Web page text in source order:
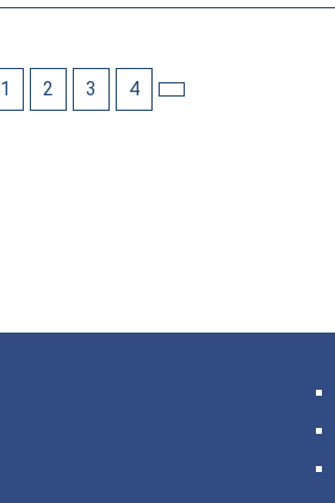
1 2 3 4